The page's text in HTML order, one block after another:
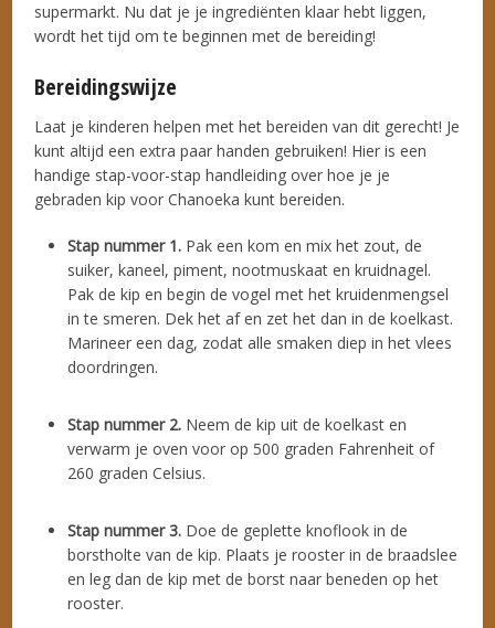
supermarkt. Nu dat je je ingrediënten klaar hebt liggen,
wordt het tijd om te beginnen met de bereiding!
Bereidingswijze
Laat je kinderen helpen met het bereiden van dit gerecht! Je
kunt altijd een extra paar handen gebruiken! Hier is een
handige stap-voor-stap handleiding over hoe je je
gebraden kip voor Chanoeka kunt bereiden.
Stap nummer 1. Pak een kom en mix het zout, de
suiker, kaneel, piment, nootmuskaat en kruidnagel.
Pak de kip en begin de vogel met het kruidenmengsel
in te smeren. Dek het af en zet het dan in de koelkast.
Marineer een dag, zodat alle smaken diep in het vlees
doordringen.
Stap nummer 2. Neem de kip uit de koelkast en
verwarm je oven voor op 500 graden Fahrenheit of
260 graden Celsius.
Stap nummer 3. Doe de geplette knoflook in de
borstholte van de kip. Plaats je rooster in de braadslee
en leg dan de kip met de borst naar beneden op het
rooster.